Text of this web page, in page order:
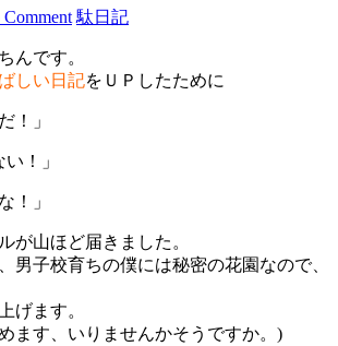
駄日記
んです。
しい日記をＵＰしたために
！」
！」
！」
が山ほど届きました。
男子校育ちの僕には秘密の花園なので、
げます。
ます、いりませんかそうですか。)